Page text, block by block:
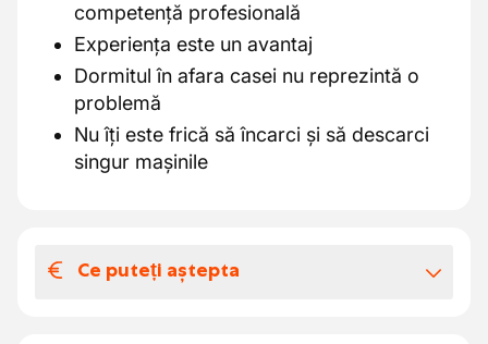
competență profesională
Experiența este un avantaj
Dormitul în afara casei nu reprezintă o
problemă
Nu îți este frică să încarci și să descarci
singur mașinile
Ce puteți aștepta